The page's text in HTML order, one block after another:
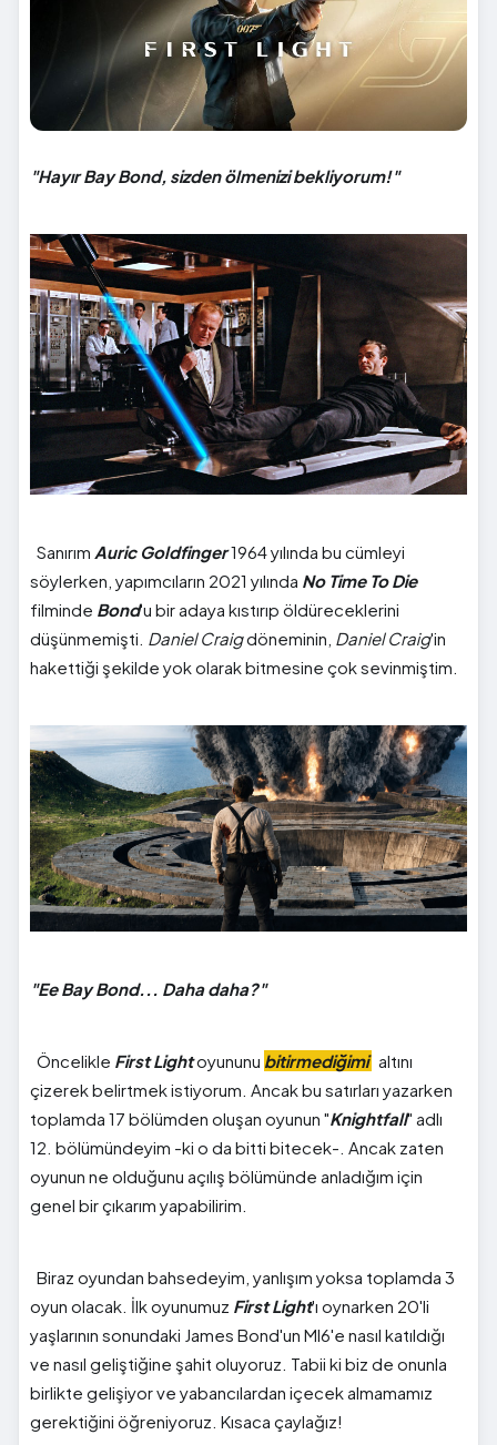
"Hayır Bay Bond, sizden ölmenizi bekliyorum!"
Sanırım Auric Goldfinger1964 yılında bu cümleyi
söylerken, yapımcıların 2021 yılında No Time To Die
filminde Bond'u bir adaya kıstırıp öldüreceklerini
düşünmemişti. Daniel Craigdöneminin, Daniel Craig'in
hakettiği şekilde yok olarak bitmesine çok sevinmiştim.
"Ee Bay Bond... Daha daha?"
Öncelikle First Lightoyununu bitirmediğimi altını
çizerek belirtmek istiyorum. Ancak bu satırları yazarken
toplamda 17 bölümden oluşan oyunun "Knightfall" adlı
12. bölümündeyim -ki o da bitti bitecek-. Ancak zaten
oyunun ne olduğunu açılış bölümünde anladığım için
genel bir çıkarım yapabilirim.
Biraz oyundan bahsedeyim, yanlışım yoksa toplamda 3
oyun olacak. İlk oyunumuz First Light'ı oynarken 20'li
yaşlarının sonundaki James Bond'un MI6'e nasıl katıldığı
ve nasıl geliştiğine şahit oluyoruz. Tabii ki biz de onunla
birlikte gelişiyor ve yabancılardan içecek almamamız
gerektiğini öğreniyoruz. Kısaca çaylağız!